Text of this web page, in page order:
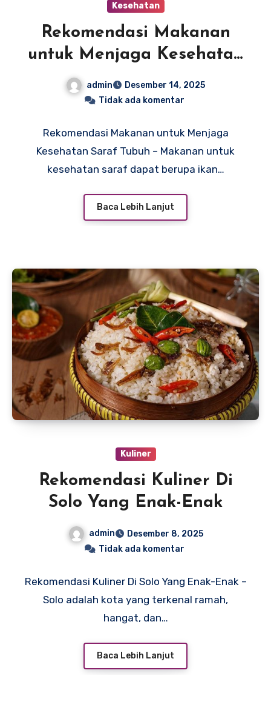
Kesehatan
Rekomendasi Makanan
untuk Menjaga Kesehatan
Saraf Tubuh
admin
Desember 14, 2025
Tidak ada komentar
Rekomendasi Makanan untuk Menjaga
Kesehatan Saraf Tubuh – Makanan untuk
kesehatan saraf dapat berupa ikan…
Baca Lebih Lanjut
Kuliner
Rekomendasi Kuliner Di
Solo Yang Enak-Enak
admin
Desember 8, 2025
Tidak ada komentar
Rekomendasi Kuliner Di Solo Yang Enak-Enak –
Solo adalah kota yang terkenal ramah,
hangat, dan…
Baca Lebih Lanjut